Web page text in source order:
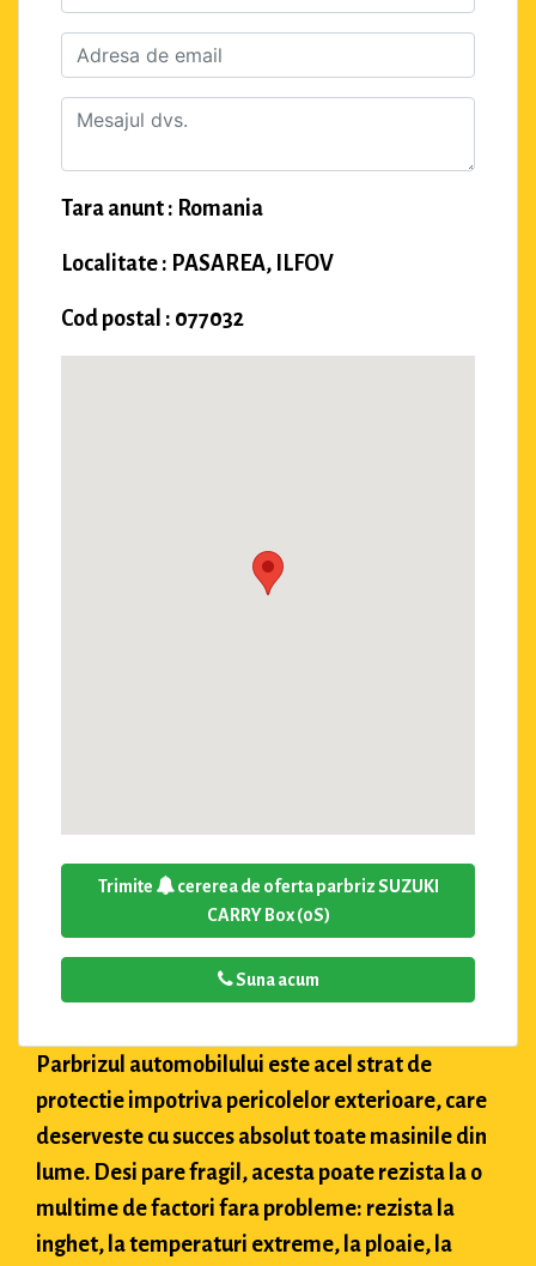
Tara anunt : Romania
Localitate : PASAREA, ILFOV
Cod postal : 077032
Trimite
cererea de oferta parbriz SUZUKI
CARRY Box (0S)
Suna acum
Parbrizul automobilului este acel strat de
protectie impotriva pericolelor exterioare, care
deserveste cu succes absolut toate masinile din
lume. Desi pare fragil, acesta poate rezista la o
multime de factori fara probleme: rezista la
inghet, la temperaturi extreme, la ploaie, la